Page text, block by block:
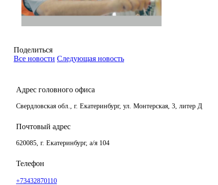
Поделиться
Все новости Следующая новость
Адрес головного офиса
Свердловская обл., г. Екатеринбург, ул. Монтерская, 3, литер Д
Почтовый адрес
620085, г. Екатеринбург, а/я 104
Телефон
+73432870110